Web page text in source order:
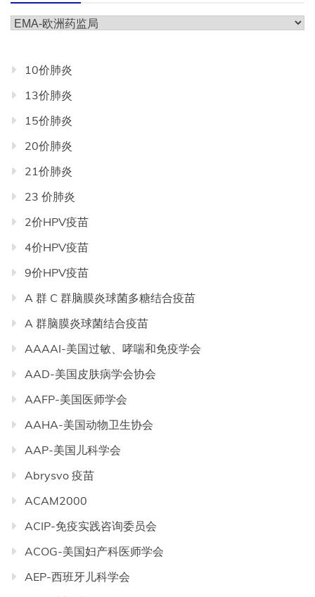
分
导
航
10价肺炎
13价肺炎
15价肺炎
20价肺炎
21价肺炎
23 价肺炎
2价HPV疫苗
4价HPV疫苗
9价HPV疫苗
A 群 C 群脑膜炎球菌多糖结合疫苗
A 群脑膜炎球菌结合疫苗
AAAAI-美国过敏、哮喘和免疫学会
AAD-美国皮肤病学会协会
AAFP-美国医师学会
AAHA-美国动物卫生协会
AAP-美国儿科学会
Abrysvo 疫苗
ACAM2000
ACIP-免疫实践咨询委员会
ACOG-美国妇产科医师学会
AEP-西班牙儿科学会